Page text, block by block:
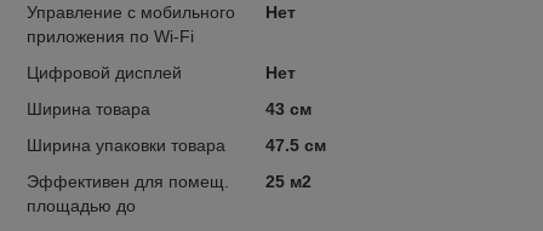
Управление c мобильного
приложения по Wi-Fi
Нет
Цифровой дисплей
Нет
Ширина товара
43 см
Ширина упаковки товара
47.5 см
Эффективен для помещ.
площадью до
25 м2